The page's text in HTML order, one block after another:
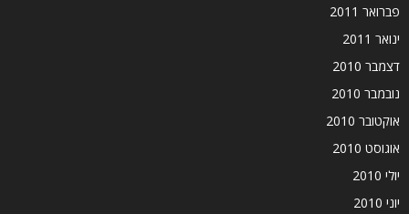
פברואר 2011
ינואר 2011
דצמבר 2010
נובמבר 2010
אוקטובר 2010
אוגוסט 2010
יולי 2010
יוני 2010